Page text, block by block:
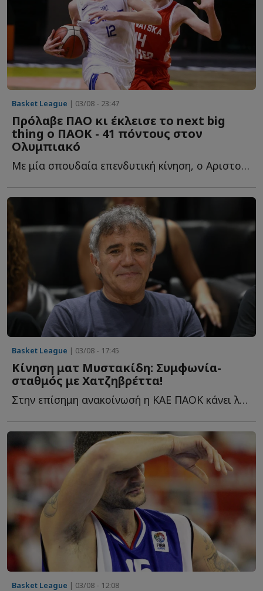
Basket League | 03/08 - 23:47
Πρόλαβε ΠΑΟ κι έκλεισε το next big
thing ο ΠΑΟΚ - 41 πόντους στον
Ολυμπιακό
Με μία σπουδαία επενδυτική κίνηση, ο Αριστοτέλης Μυστακίδης κ...
Basket League | 03/08 - 17:45
Κίνηση ματ Μυστακίδη: Συμφωνία-
σταθμός με Χατζηβρέττα!
Στην επίσημη ανακοίνωσή η ΚΑΕ ΠΑΟΚ κάνει λόγο για μία σ...
Basket League | 03/08 - 12:08